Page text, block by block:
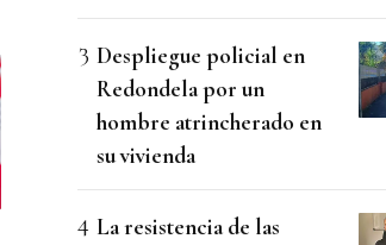
Despliegue policial en
Redondela por un
hombre atrincherado en
su vivienda
La resistencia de las